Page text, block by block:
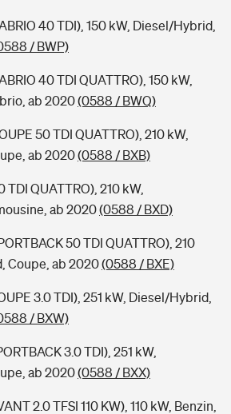
40 TDI), 150 kW, Diesel/Hybrid,
/ BWP)
40 TDI QUATTRO), 150 kW,
ab 2020(0588 / BWQ)
50 TDI QUATTRO), 210 kW,
ab 2020(0588 / BXB)
QUATTRO), 210 kW,
ab 2020(0588 / BXD)
50 TDI QUATTRO), 210
Coupe, ab 2020(0588 / BXE)
3.0 TDI), 251 kW, Diesel/Hybrid,
/ BXW)
3.0 TDI), 251 kW,
ab 2020(0588 / BXX)
2.0 TFSI 110 KW), 110 kW, Benzin,